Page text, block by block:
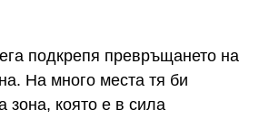
подкрепя превръщането на
На много места тя би
зона, която е в сила